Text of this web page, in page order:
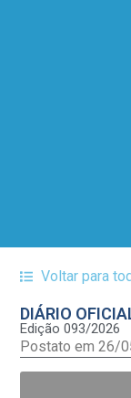
Voltar para
DIÁRIO
Edição 093/2026
Postato em 26/